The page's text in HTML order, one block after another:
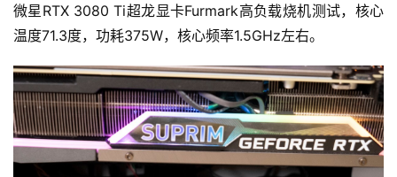
微星RTX 3080 Ti超龙显卡Furmark高负载烧机测试，核心
温度71.3度，功耗375W，核心频率1.5GHz左右。